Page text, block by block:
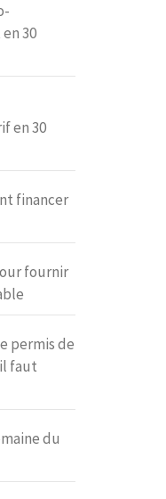
30
en 30
financer
fournir
permis de
faut
du